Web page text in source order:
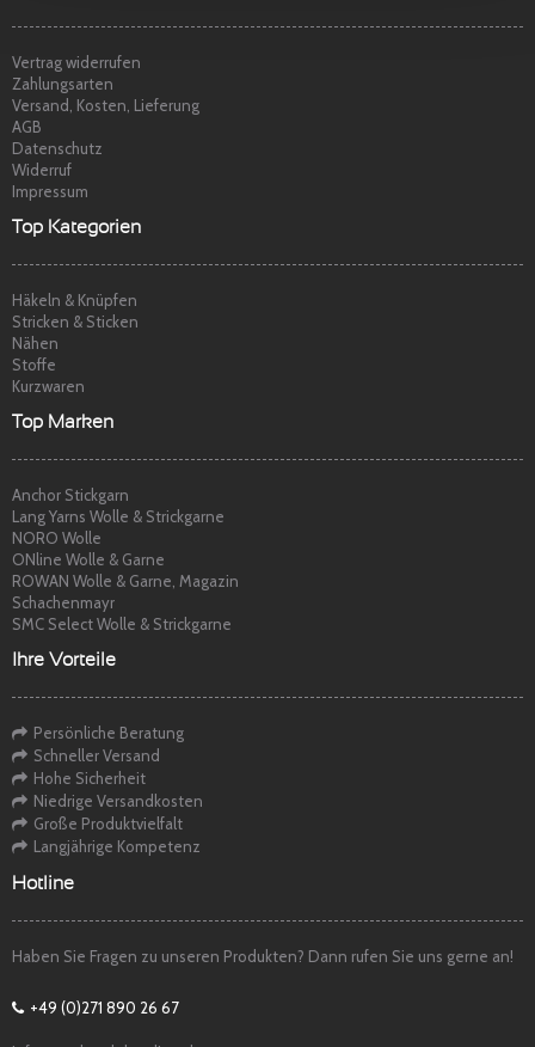
Marina S.am22.04.2014
Vertrag widerrufen
Zahlungsarten
Versand, Kosten, Lieferung
AGB
Datenschutz
Widerruf
Impressum
Top Kategorien
Häkeln & Knüpfen
Stricken & Sticken
Nähen
Stoffe
Kurzwaren
Top Marken
Anchor Stickgarn
Lang Yarns Wolle & Strickgarne
NORO Wolle
ONline Wolle & Garne
ROWAN Wolle & Garne, Magazin
Schachenmayr
SMC Select Wolle & Strickgarne
Ihre Vorteile
Persönliche Beratung
Schneller Versand
Hohe Sicherheit
Niedrige Versandkosten
Große Produktvielfalt
Langjährige Kompetenz
Hotline
Haben Sie Fragen zu unseren Produkten? Dann rufen Sie uns gerne an!
+49 (0)271 890 26 67